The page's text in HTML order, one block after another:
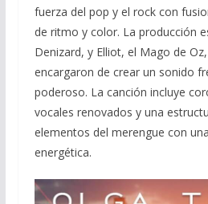
fuerza del pop y el rock con
de ritmo y color. La producción
Denizard, y Elliot, el Mago de
encargaron de crear un sonido
poderoso. La canción incluye
vocales renovados y una
elementos del merengue con
energética.